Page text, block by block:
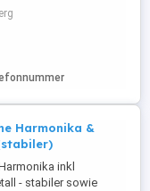
ist dabei,
ganz bis auf eine
ersetzbar ist.
paar Jahren den
Aus
Harmonika &
inkl
- stabiler sowie